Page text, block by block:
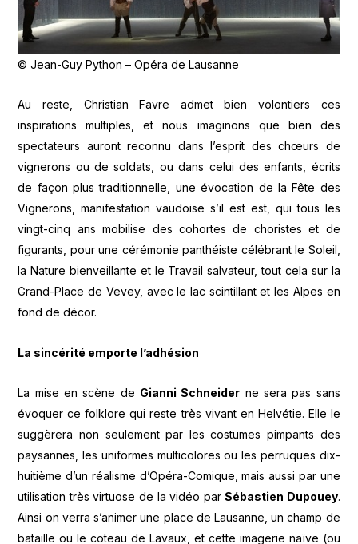
© Jean-Guy Python – Opéra de Lausanne
Au reste, Christian Favre admet bien volontiers ces
inspirations multiples, et nous imaginons que bien des
spectateurs auront reconnu dans l’esprit des chœurs de
vignerons ou de soldats, ou dans celui des enfants, écrits
de façon plus traditionnelle, une évocation de la Fête des
Vignerons, manifestation vaudoise s’il est est, qui tous les
vingt-cinq ans mobilise des cohortes de choristes et de
figurants, pour une cérémonie panthéiste célébrant le Soleil,
la Nature bienveillante et le Travail salvateur, tout cela sur la
Grand-Place de Vevey, avec le lac scintillant et les Alpes en
fond de décor.
La sincérité emporte l’adhésion
La mise en scène de Gianni Schneider ne sera pas sans
évoquer ce folklore qui reste très vivant en Helvétie. Elle le
suggèrera non seulement par les costumes pimpants des
paysannes, les uniformes multicolores ou les perruques dix-
huitième d’un réalisme d’Opéra-Comique, mais aussi par une
utilisation très virtuose de la vidéo parSébastien Dupouey.
Ainsi on verra s’animer une place de Lausanne, un champ de
bataille ou le coteau de Lavaux, et cette imagerie naïve (ou